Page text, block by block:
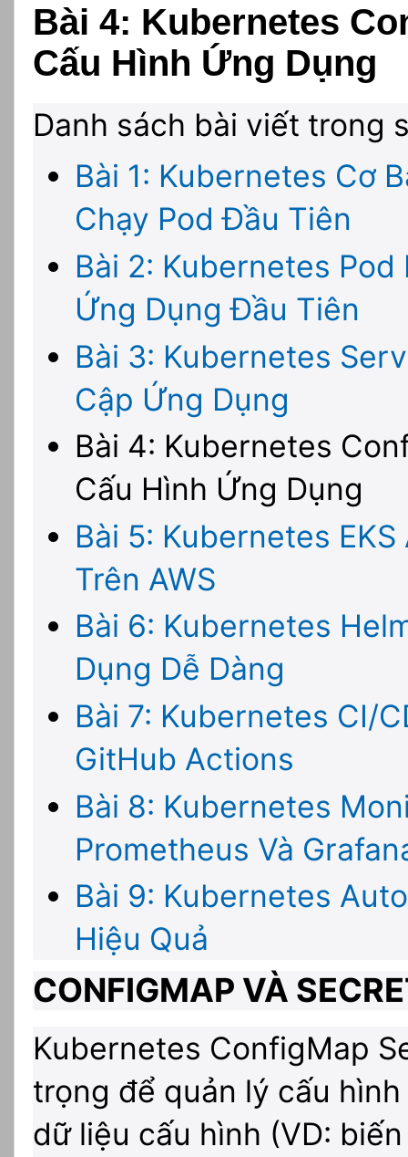
Bài 4: Kubernetes
Cấu Hình Ứng Dụng
Danh sách bài viết trong
Bài 1: Kubernetes Cơ
Chạy Pod Đầu Tiên
Bài 2: Kubernetes
Ứng Dụng Đầu Tiên
Bài 3: Kubernetes
Cập Ứng Dụng
Bài 4: Kubernetes
Cấu Hình Ứng Dụng
Bài 5: Kubernetes
Trên AWS
Bài 6: Kubernetes
Dụng Dễ Dàng
Bài 7: Kubernetes CI/
GitHub Actions
Bài 8: Kubernetes
Prometheus Và
Bài 9: Kubernetes
Hiệu Quả
CONFIGMAP VÀ
Kubernetes ConfigMap
trọng để quản lý cấu
dữ liệu cấu hình (VD: